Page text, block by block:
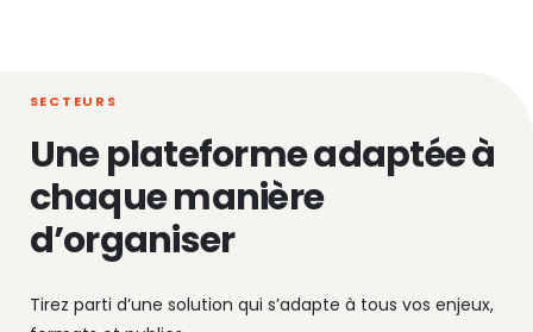
SECTEURS
Une plateforme adaptée à
chaque manière
d’organiser
Tirez parti d’une solution qui s’adapte à tous vos enjeux,